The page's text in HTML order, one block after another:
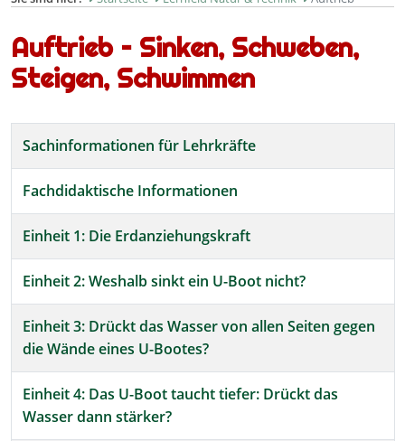
Auftrieb – Sinken, Schweben,
Steigen, Schwimmen
Titel
Sachinformationen für Lehrkräfte
Fachdidaktische Informationen
Einheit 1: Die Erdanziehungskraft
Einheit 2: Weshalb sinkt ein U-Boot nicht?
Einheit 3: Drückt das Wasser von allen Seiten gegen
die Wände eines U-Bootes?
Einheit 4: Das U-Boot taucht tiefer: Drückt das
Wasser dann stärker?